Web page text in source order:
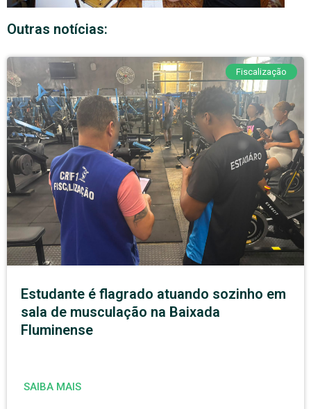
Outras notícias:
Fiscalização
Estudante é flagrado atuando sozinho em
sala de musculação na Baixada
Fluminense
SAIBA MAIS